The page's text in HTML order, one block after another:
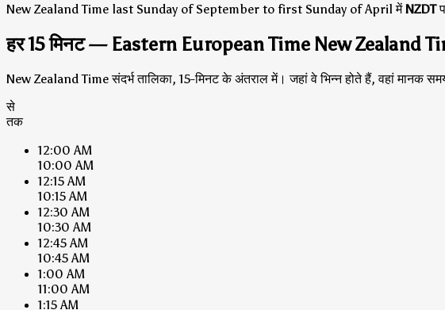
New Zealand Time last Sunday of September to first Sunday of April मेंNZDT
हर 15 मिनट — Eastern European Time New Zealand
New Zealand Time संदर्भ तालिका, 15-मिनट के अंतराल में। जहां वे भिन्न होते हैं, वहां मानक
से
तक
12:00 AM
10:00 AM
12:15 AM
10:15 AM
12:30 AM
10:30 AM
12:45 AM
10:45 AM
1:00 AM
11:00 AM
1:15 AM